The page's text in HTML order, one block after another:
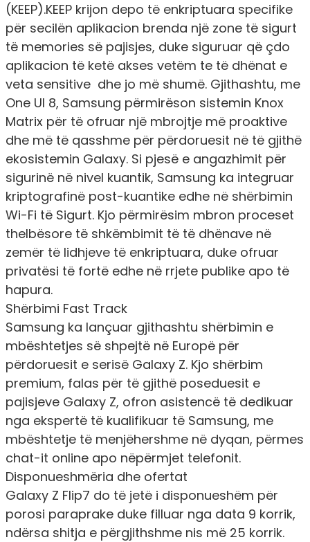
(KEEP).KEEP krijon depo të enkriptuara specifike
për secilën aplikacion brenda një zone të sigurt
të memories së pajisjes, duke siguruar që çdo
aplikacion të ketë akses vetëm te të dhënat e
veta sensitive dhe jo më shumë. Gjithashtu, me
One UI 8, Samsung përmirëson sistemin Knox
Matrix për të ofruar një mbrojtje më proaktive
dhe më të qasshme për përdoruesit në të gjithë
ekosistemin Galaxy. Si pjesë e angazhimit për
sigurinë në nivel kuantik, Samsung ka integruar
kriptografinë post-kuantike edhe në shërbimin
Wi-Fi të Sigurt. Kjo përmirësim mbron proceset
thelbësore të shkëmbimit të të dhënave në
zemër të lidhjeve të enkriptuara, duke ofruar
privatësi të fortë edhe në rrjete publike apo të
hapura.
Shërbimi Fast Track
Samsung ka lançuar gjithashtu shërbimin e
mbështetjes së shpejtë në Europë për
përdoruesit e serisë Galaxy Z. Kjo shërbim
premium, falas për të gjithë poseduesit e
pajisjeve Galaxy Z, ofron asistencë të dedikuar
nga ekspertë të kualifikuar të Samsung, me
mbështetje të menjëhershme në dyqan, përmes
chat-it online apo nëpërmjet telefonit.
Disponueshmëria dhe ofertat
Galaxy Z Flip7 do të jetë i disponueshëm për
porosi paraprake duke filluar nga data 9 korrik,
ndërsa shitja e përgjithshme nis më 25 korrik.